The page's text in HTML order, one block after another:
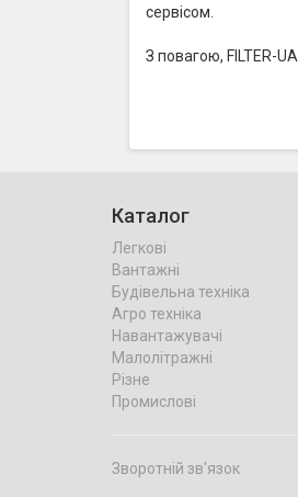
сервісом.
З повагою, FILTER-UA
Каталог
Легкові
Вантажні
Будівельна техніка
Агро техніка
Навантажувачі
Малолітражні
Різне
Промислові
Зворотній зв'язок